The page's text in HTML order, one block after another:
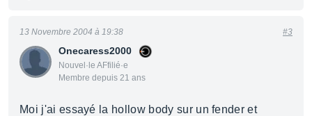
Onecaress2000
Nouvel·le AFfilié·e
Membre depuis 21 ans
13 Novembre 2004 à 19:38 #3
Moi j'ai essayé la hollow body sur un fender et